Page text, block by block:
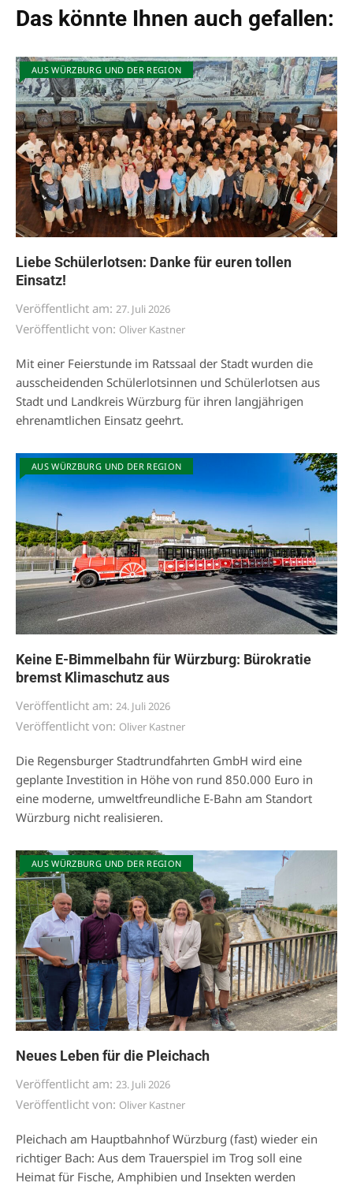
Das könnte Ihnen auch gefallen:
AUS WÜRZBURG UND DER REGION
Liebe Schülerlotsen: Danke für euren tollen
Einsatz!
Veröffentlicht am: 27. Juli 2026
Veröffentlicht von: Oliver Kastner
Mit einer Feierstunde im Ratssaal der Stadt wurden die
ausscheidenden Schülerlotsinnen und Schülerlotsen aus
Stadt und Landkreis Würzburg für ihren langjährigen
ehrenamtlichen Einsatz geehrt.
AUS WÜRZBURG UND DER REGION
Keine E-Bimmelbahn für Würzburg: Bürokratie
bremst Klimaschutz aus
Veröffentlicht am: 24. Juli 2026
Veröffentlicht von: Oliver Kastner
Die Regensburger Stadtrundfahrten GmbH wird eine
geplante Investition in Höhe von rund 850.000 Euro in
eine moderne, umweltfreundliche E-Bahn am Standort
Würzburg nicht realisieren.
AUS WÜRZBURG UND DER REGION
Neues Leben für die Pleichach
Veröffentlicht am: 23. Juli 2026
Veröffentlicht von: Oliver Kastner
Pleichach am Hauptbahnhof Würzburg (fast) wieder ein
richtiger Bach: Aus dem Trauerspiel im Trog soll eine
Heimat für Fische, Amphibien und Insekten werden